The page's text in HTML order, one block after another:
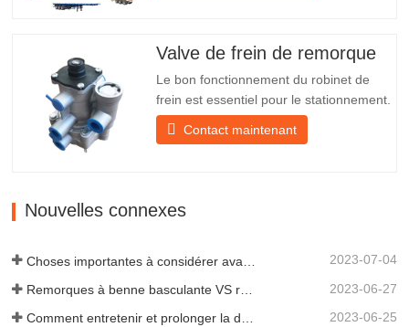
l'abat-jour pour mieux protéger l'abat-jour
Valve de frein de remorque
Le bon fonctionnement du robinet de
frein est essentiel pour le stationnement.
Il assure un freinage en douceur de la
remorque. Fondée en 2005, Chengda
scientifiques et une équipe…
Contact maintenant
Nouvelles connexes
2023-07-04
2023-06-27
Comment entretenir et prolonger la durée de vie des remorques à benne basculante ? 2023-06-25